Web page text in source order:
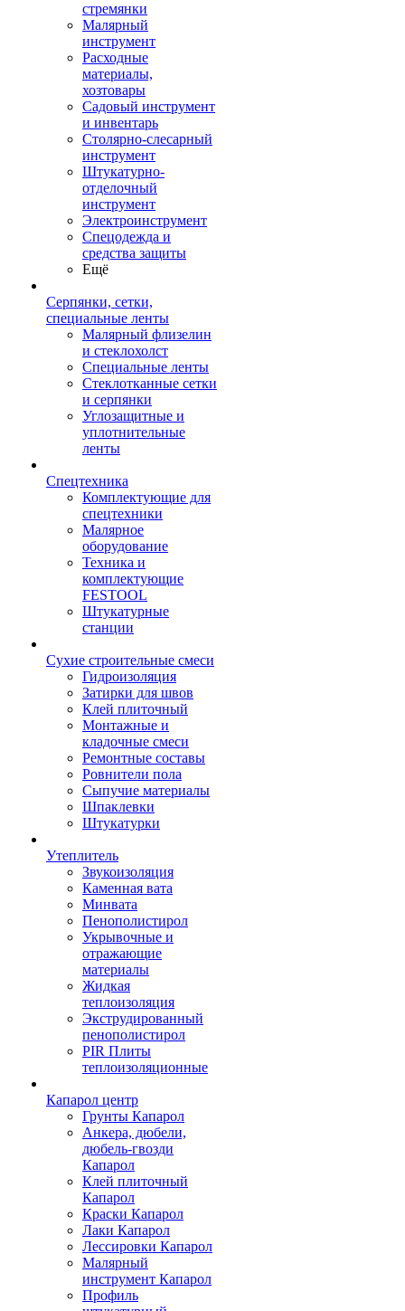
стремянки
Малярный
инструмент
Расходные
материалы,
хозтовары
Садовый инструмент
и инвентарь
Столярно-слесарный
инструмент
Штукатурно-
отделочный
инструмент
Электроинструмент
Спецодежда и
средства защиты
Ещё
Серпянки, сетки,
специальные ленты
Малярный флизелин
и стеклохолст
Специальные ленты
Стеклотканные сетки
и серпянки
Углозащитные и
уплотнительные
ленты
Спецтехника
Комплектующие для
спецтехники
Малярное
оборудование
Техника и
комплектующие
FESTOOL
Штукатурные
станции
Сухие строительные смеси
Гидроизоляция
Затирки для швов
Клей плиточный
Монтажные и
кладочные смеси
Ремонтные составы
Ровнители пола
Сыпучие материалы
Шпаклевки
Штукатурки
Утеплитель
Звукоизоляция
Каменная вата
Минвата
Пенополистирол
Укрывочные и
отражающие
материалы
Жидкая
теплоизоляция
Экструдированный
пенополистирол
PIR Плиты
теплоизоляционные
Капарол центр
Грунты Капарол
Анкера, дюбели,
дюбель-гвозди
Капарол
Клей плиточный
Капарол
Краски Капарол
Лаки Капарол
Лессировки Капарол
Малярный
инструмент Капарол
Профиль